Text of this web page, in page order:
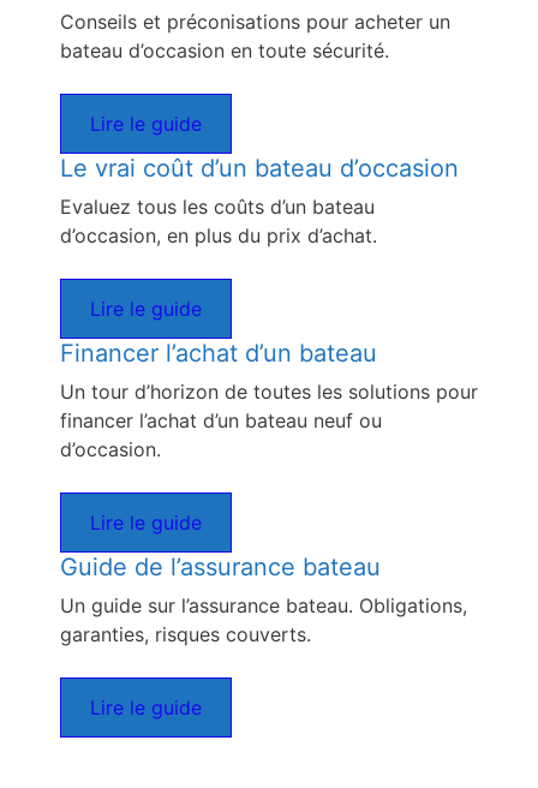
Conseils et préconisations pour acheter un
bateau d’occasion en toute sécurité.
Lire le guide
Le vrai coût d’un bateau d’occasion
Evaluez tous les coûts d’un bateau
d’occasion, en plus du prix d’achat.
Lire le guide
Financer l’achat d’un bateau
Un tour d’horizon de toutes les solutions pour
financer l’achat d’un bateau neuf ou
d’occasion.
Lire le guide
Guide de l’assurance bateau
Un guide sur l’assurance bateau. Obligations,
garanties, risques couverts.
Lire le guide